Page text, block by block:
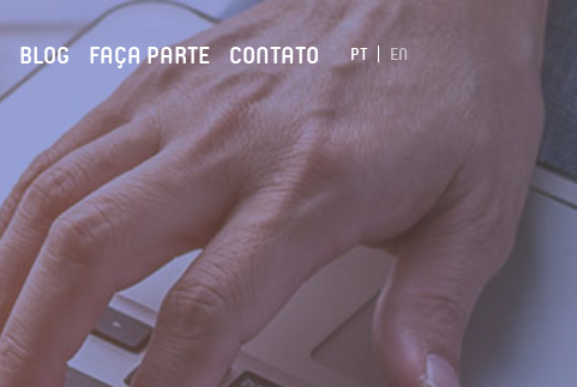
BLOG FAÇA PARTE CONTATO PT EN